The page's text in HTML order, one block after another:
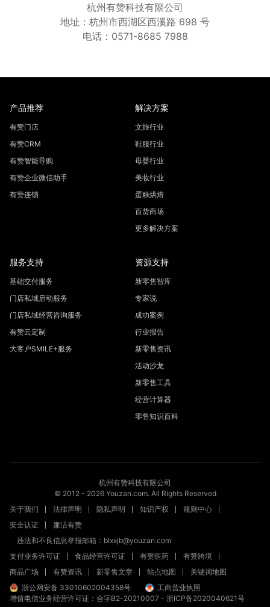
杭州有赞科技有限公司
地址：杭州市西湖区西溪路 698 号
电话：0571-8685 7988
产品推荐
有赞门店
有赞CRM
有赞智能导购
有赞企业微信助手
有赞连锁
解决方案
文旅行业
鞋服行业
母婴行业
美妆行业
蛋糕烘焙
百货商场
更多解决方案
服务支持
基础交付服务
门店私域启动服务
门店私域经营咨询服务
有赞云定制
大客户SMILE+服务
资源支持
新零售智库
专家说
成功案例
行业报告
新零售资讯
活动沙龙
新零售工具
经营计算器
零售知识百科
杭州有赞科技有限公司
© 2012 - 2026Youzan.com. All Rights Reserved
关于我们
法律声明 隐私声明 知识产权
规则中心
安全认证
廉洁有赞
违法和不良信息举报邮箱：blxxjb@youzan.com
支付业务许可证
食品经营许可证 有赞医药
有赞跨境
商品广场
有赞资讯 新零售文章 站点地图
关键词地图
浙公网安备 33010602004358号
工商营业执照
增值电信业务经营许可证：合字B2-20210007 - 浙ICP备2020040621号